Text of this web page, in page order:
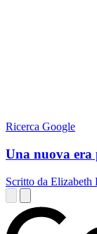
Ricerca Google
Una nuova era
Scritto da Elizabeth